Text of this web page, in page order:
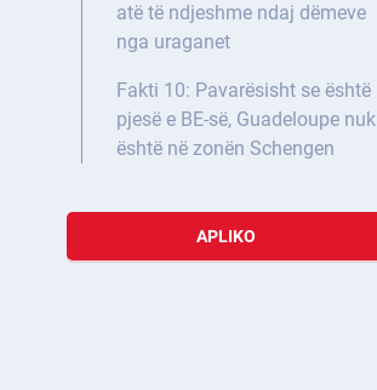
atë të ndjeshme ndaj dëmeve
nga uraganet
Fakti 10: Pavarësisht se është
pjesë e BE-së, Guadeloupe nuk
është në zonën Schengen
APLIKO